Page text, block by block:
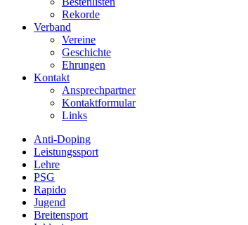
Rekorde
Verband
Vereine
Geschichte
Ehrungen
Kontakt
Ansprechpartner
Kontaktformular
Links
Anti-Doping
Leistungssport
Lehre
PSG
Rapido
Jugend
Breitensport